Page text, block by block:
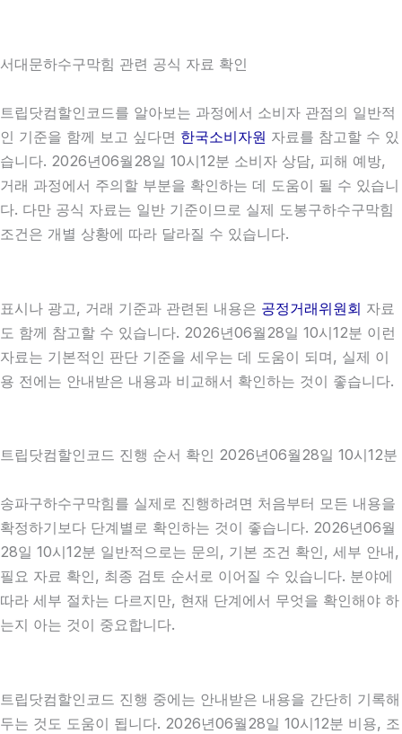
서대문하수구막힘 관련 공식 자료 확인
트립닷컴할인코드를 알아보는 과정에서 소비자 관점의 일반적
인 기준을 함께 보고 싶다면 한국소비자원 자료를 참고할 수 있
습니다. 2026년06월28일 10시12분 소비자 상담, 피해 예방,
거래 과정에서 주의할 부분을 확인하는 데 도움이 될 수 있습니
다. 다만 공식 자료는 일반 기준이므로 실제 도봉구하수구막힘
조건은 개별 상황에 따라 달라질 수 있습니다.
표시나 광고, 거래 기준과 관련된 내용은 공정거래위원회 자료
도 함께 참고할 수 있습니다. 2026년06월28일 10시12분 이런
자료는 기본적인 판단 기준을 세우는 데 도움이 되며, 실제 이
용 전에는 안내받은 내용과 비교해서 확인하는 것이 좋습니다.
트립닷컴할인코드 진행 순서 확인 2026년06월28일 10시12분
송파구하수구막힘를 실제로 진행하려면 처음부터 모든 내용을
확정하기보다 단계별로 확인하는 것이 좋습니다. 2026년06월
28일 10시12분 일반적으로는 문의, 기본 조건 확인, 세부 안내,
필요 자료 확인, 최종 검토 순서로 이어질 수 있습니다. 분야에
따라 세부 절차는 다르지만, 현재 단계에서 무엇을 확인해야 하
는지 아는 것이 중요합니다.
트립닷컴할인코드 진행 중에는 안내받은 내용을 간단히 기록해
두는 것도 도움이 됩니다. 2026년06월28일 10시12분 비용, 조